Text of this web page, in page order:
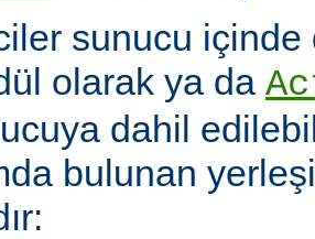
sunucu
olarak ya da
dahil
bulunan